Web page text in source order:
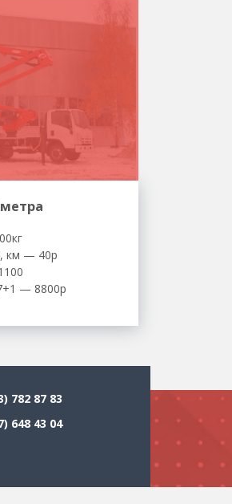
км — 40р
— 8800р
782 87 83
648 43 04